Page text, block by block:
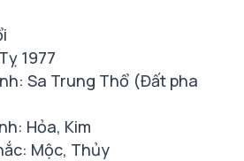
1977
Sa Trung Thổ (Đất pha
Hỏa, Kim
Mộc, Thủy